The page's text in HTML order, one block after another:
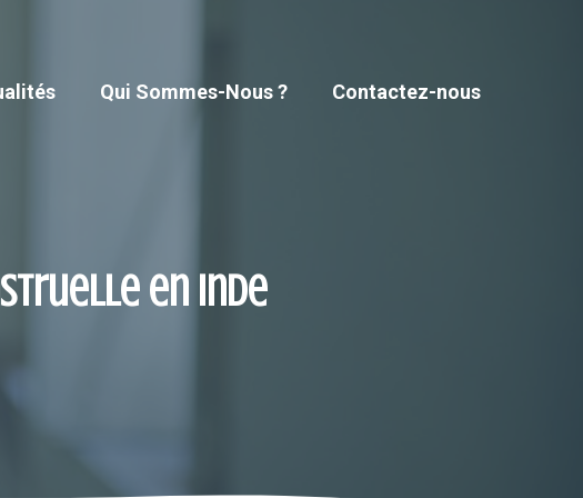
Qui Sommes-Nous ? Contactez-nous
en Inde